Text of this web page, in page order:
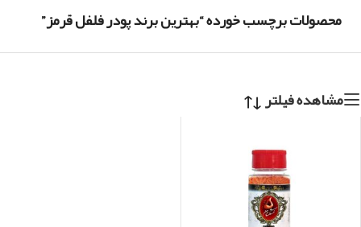
محصولات برچسب خورده “بهترین برند پودر فلفل قرمز”
مشاهده فیلتر